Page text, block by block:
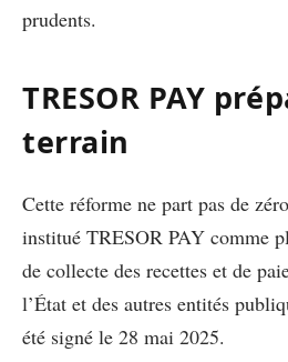
prudents.
TRESOR PAY
terrain
Cette réforme ne part pas de
institué TRESOR PAY comme
de collecte des recettes et de
l’État et des autres entités
été signé le 28 mai 2025.